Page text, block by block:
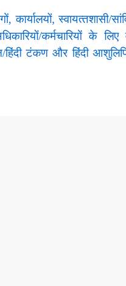
कार्यालयों, स्‍वायत्‍तशासी/
कर्मचारियों के
टंकण और हिंदी